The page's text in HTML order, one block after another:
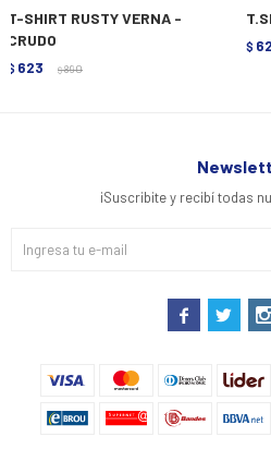
T-SHIRT RUSTY VERNA -
CRUDO
$ 623 $ 890
$
¡Suscribite y recibí todas
  